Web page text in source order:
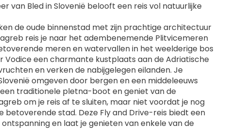
van Bled in Slovenië belooft een reis vol natuurlijke
de oude binnenstad met zijn prachtige architectuur
reis je naar het adembenemende Plitvicemeren
meren en watervallen in het weelderige bos
Vodice een charmante kustplaats aan de Adriatische
en verken de nabijgelegen eilanden. Je
omgeven door bergen en een middeleeuws
traditionele pletna-boot en geniet van de
om je reis af te sluiten, maar niet voordat je nog
betoverende stad. Deze Fly and Drive-reis biedt een
en laat je genieten van enkele van de